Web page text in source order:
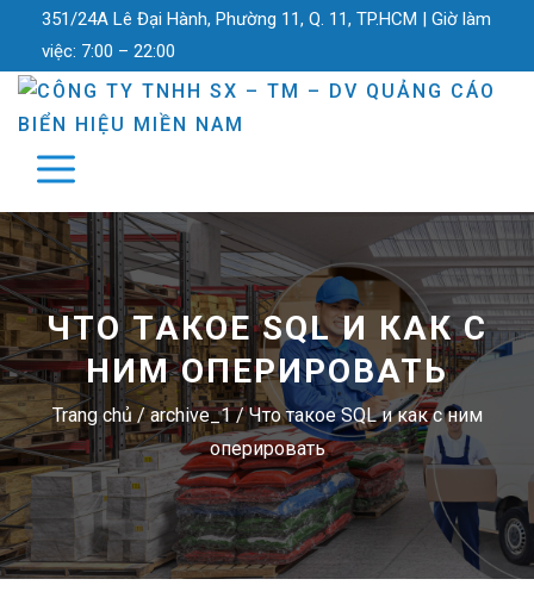
351/24A Lê Đại Hành, Phường 11, Q. 11, TP.HCM | Giờ làm
việc: 7:00 – 22:00
ЧТО ТАКОЕ SQL И КАК С
НИМ ОПЕРИРОВАТЬ
Trang chủ /archive_1/Что такое SQL и как с ним
оперировать